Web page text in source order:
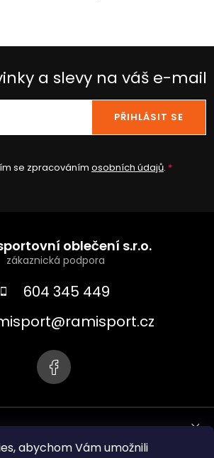
abychom Vám umožnili
a slevy na váš e-mail
se zpracováním osobních údajů.
PŘIHLÁSIT SE
oblečení s.r.o.
604 345 449
@ramisport.cz